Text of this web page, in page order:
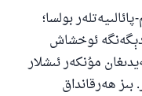
بولسا؛
دېگەنگە ئوخشاش
مۇنكەر ئىشلار
بىز ھەرقانداق
جاۋابى